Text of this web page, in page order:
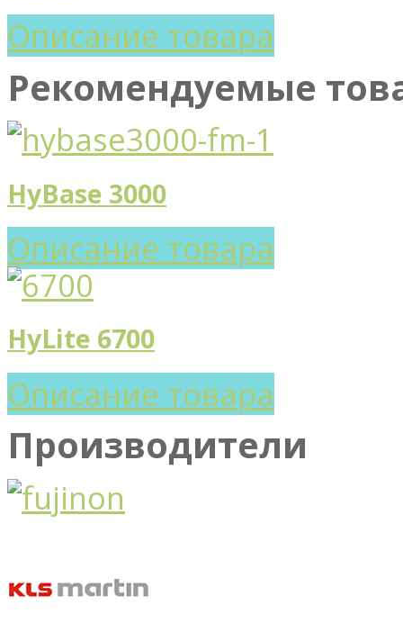
Описание товара
Рекомендуемые
HyBase 3000
Описание товара
HyLite 6700
Описание товара
Производители